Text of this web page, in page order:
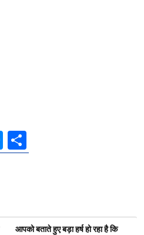
M
es
g
h
आपको बताते हुए बड़ा हर्ष हो रहा है कि